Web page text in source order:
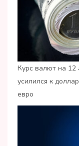
Курс валют на 12
усилился к
евро